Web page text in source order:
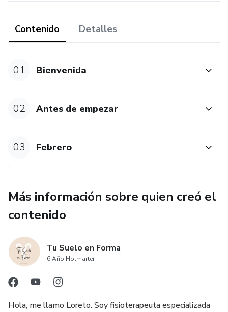
Contenido Detalles
01 Bienvenida
02 Antes de empezar
03 Febrero
Más información sobre quien creó el
contenido
Tu Suelo en Forma
6 Año Hotmarter
Hola, me llamo Loreto. Soy fisioterapeuta especializada